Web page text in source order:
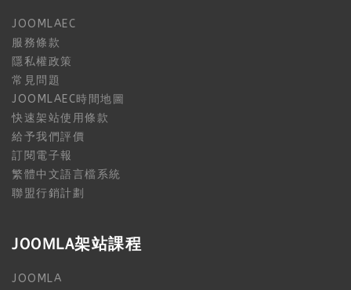
JOOMLAEC
服務條款
隱私權政策
常見問題
JOOMLAEC時間地圖
快速架站使用條款
給予我們評價
訂閱電子報
繁體中文語言檔系統
聯盟行銷計劃
JOOMLA架站課程
JOOMLA